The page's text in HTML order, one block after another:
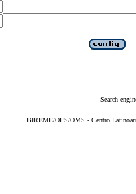
Search
BIREME/OPS/OMS - Centro